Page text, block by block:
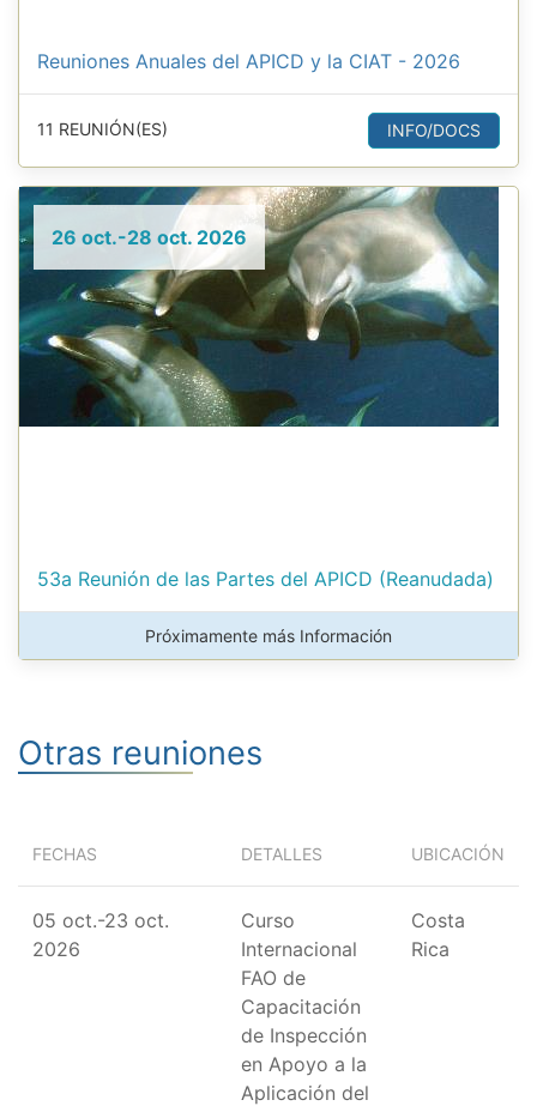
Reuniones Anuales del APICD y la CIAT - 2026
11 REUNIÓN(ES) INFO/DOCS
26 oct.-28 oct. 2026
53a Reunión de las Partes del APICD (Reanudada)
Próximamente más Información
Otras reuniones
FECHAS DETALLES UBICACIÓN
05 oct.-23 oct.
2026
Curso
Internacional
FAO de
Capacitación
de Inspección
en Apoyo a la
Aplicación del
Costa
Rica